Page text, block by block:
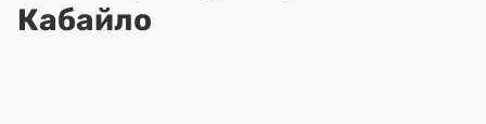
Кабайло